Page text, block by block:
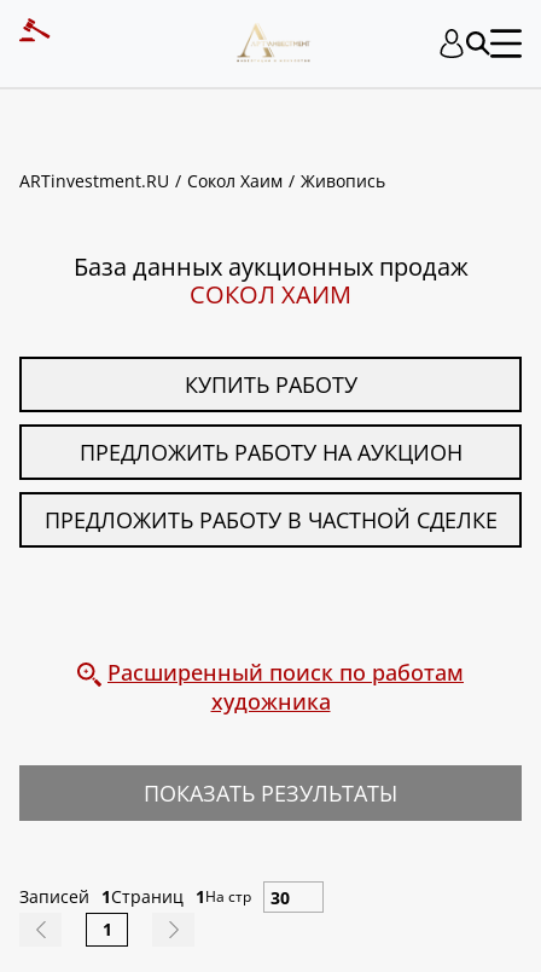
ARTinvestment.RU Сокол Хаим Живопись
База данных аукционных продаж
СОКОЛ ХАИМ
КУПИТЬ РАБОТУ
ПРЕДЛОЖИТЬ РАБОТУ НА АУКЦИОН
ПРЕДЛОЖИТЬ РАБОТУ В ЧАСТНОЙ СДЕЛКЕ
Расширенный поиск по работам
художника
ПОКАЗАТЬ РЕЗУЛЬТАТЫ
Записей 1Страниц 1На стр
1